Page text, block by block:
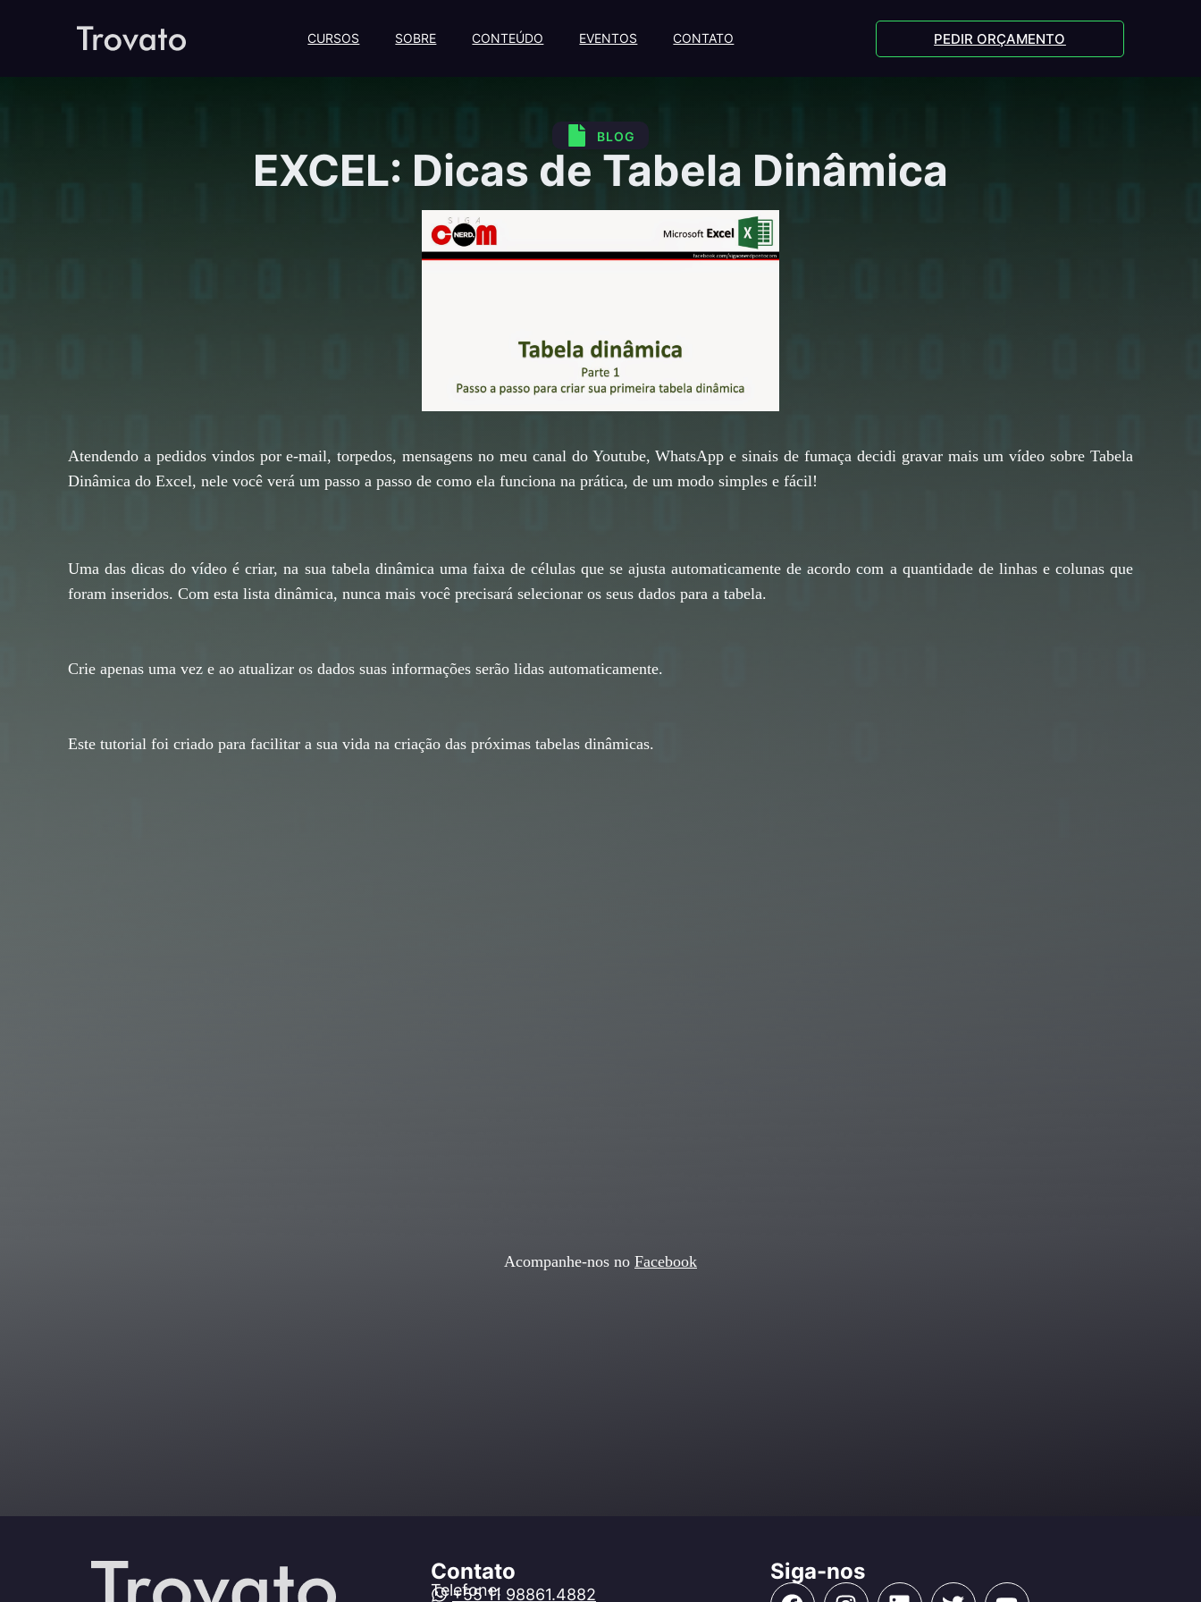
CURSOS SOBRE CONTEÚDO EVENTOS CONTATO PEDIR ORÇAMENTO
BLOG
EXCEL: Dicas de Tabela Dinâmica
Atendendo a pedidos vindos por e-mail, torpedos, mensagens no meu canal do Youtube, WhatsApp e sinais de fumaça decidi gravar mais um vídeo sobre Tabela
Dinâmica do Excel, nele você verá um passo a passo de como ela funciona na prática, de um modo simples e fácil!
Uma das dicas do vídeo é criar, na sua tabela dinâmica uma faixa de células que se ajusta automaticamente de acordo com a quantidade de linhas e colunas que
foram inseridos. Com esta lista dinâmica, nunca mais você precisará selecionar os seus dados para a tabela.
Crie apenas uma vez e ao atualizar os dados suas informações serão lidas automaticamente.
Este tutorial foi criado para facilitar a sua vida na criação das próximas tabelas dinâmicas.
Acompanhe-nos no Facebook
Contato
Telefone:
+55 11 98861.4882
Siga-nos